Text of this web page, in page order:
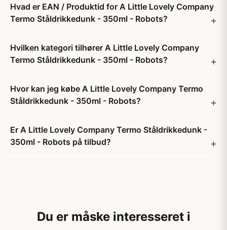
Hvad er EAN / Produktid for A Little Lovely Company
Termo Ståldrikkedunk - 350ml - Robots?
Hvilken kategori tilhører A Little Lovely Company
Termo Ståldrikkedunk - 350ml - Robots?
Hvor kan jeg købe A Little Lovely Company Termo
Ståldrikkedunk - 350ml - Robots?
Er A Little Lovely Company Termo Ståldrikkedunk -
350ml - Robots på tilbud?
Du er måske interesseret i